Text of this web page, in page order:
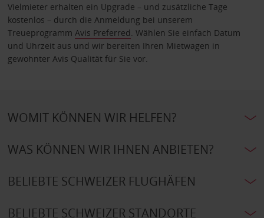
Vielmieter erhalten ein Upgrade – und zusätzliche Tage
kostenlos – durch die Anmeldung bei unserem
Treueprogramm Avis Preferred . Wählen Sie einfach Datum
und Uhrzeit aus und wir bereiten Ihren Mietwagen in
gewohnter Avis Qualität für Sie vor.
WOMIT KÖNNEN WIR HELFEN?
WAS KÖNNEN WIR IHNEN ANBIETEN?
BELIEBTE SCHWEIZER FLUGHÄFEN
BELIEBTE SCHWEIZER STANDORTE